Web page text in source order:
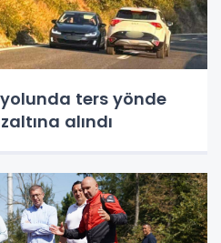
ters yönde
alındı